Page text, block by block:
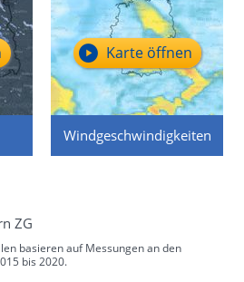
Windgeschwindigkeiten
Karte öffnen
ZG
basieren auf Messungen an den
bis 2020.